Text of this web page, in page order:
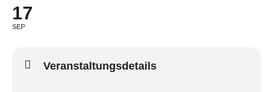
17
SEP
Veranstaltungsdetails